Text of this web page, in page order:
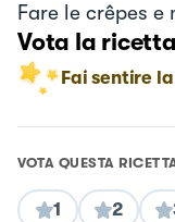
Fare le crêpes
Vota la ricetta
Fai sentire
VOTA QUESTA
1 2